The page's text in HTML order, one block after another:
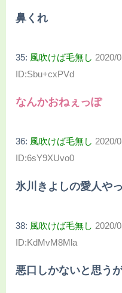
鼻くれ
35: 風吹けば毛無し 2020/
ID:Sbu+cxPVd
なんかおねぇっぽ
36: 風吹けば毛無し 2020/
ID:6sY9XUvo0
氷川きよしの愛人や
38: 風吹けば毛無し 2020/
ID:KdMvM8Mla
悪口しかないと思う